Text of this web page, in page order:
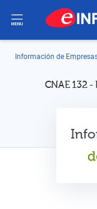
Información de
CNAE 132